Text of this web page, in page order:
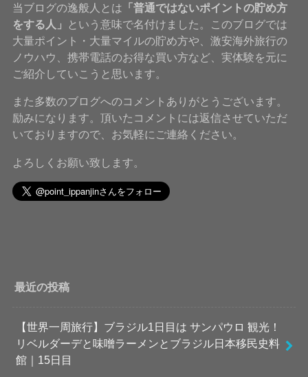
当ブログの逸般人とは 「普通ではないポイントの貯め方
をする人」
という意味で名付けました。このブログでは
大量ポイント・大量マイルの貯め方や、激安海外旅行の
ノウハウ、携帯電話のお得な買い方など、実体験を元に
ご紹介していこうと思います。
また多数のブログへのコメントありがとうございます。
励みになります。頂いたコメントには返信させていただ
いておりますので、お気軽にご連絡ください。
よろしくお願い致します。
最近の投稿
【世界一周旅行】ブラジル1日目は サンパウロ 観光！
リベルダーデと味噌ラーメンとブラジル日本移民史料
館｜15日目